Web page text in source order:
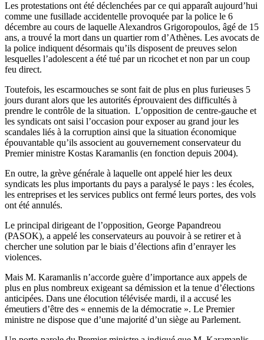
Les protestations ont été déclenchées par ce qui apparaît aujourd’hui
comme une fusillade accidentelle provoquée par la police le 6
décembre au cours de laquelle Alexandros Grigoropoulos, âgé de 15
ans, a trouvé la mort dans un quartier rom d’Athènes. Les avocats de
la police indiquent désormais qu’ils disposent de preuves selon
lesquelles l’adolescent a été tué par un ricochet et non par un coup
feu direct.
Toutefois, les escarmouches se sont fait de plus en plus furieuses 5
jours durant alors que les autorités éprouvaient des difficultés à
prendre le contrôle de la situation. L’opposition de centre-gauche et
les syndicats ont saisi l’occasion pour exposer au grand jour les
scandales liés à la corruption ainsi que la situation économique
épouvantable qu’ils associent au gouvernement conservateur du
Premier ministre Kostas Karamanlis (en fonction depuis 2004).
En outre, la grève générale à laquelle ont appelé hier les deux
syndicats les plus importants du pays a paralysé le pays : les écoles,
les entreprises et les services publics ont fermé leurs portes, des vols
ont été annulés.
Le principal dirigeant de l’opposition, George Papandreou
(PASOK), a appelé les conservateurs au pouvoir à se retirer et à
chercher une solution par le biais d’élections afin d’enrayer les
violences.
Mais M. Karamanlis n’accorde guère d’importance aux appels de
plus en plus nombreux exigeant sa démission et la tenue d’élections
anticipées. Dans une élocution télévisée mardi, il a accusé les
émeutiers d’être des « ennemis de la démocratie ». Le Premier
ministre ne dispose que d’une majorité d’un siège au Parlement.